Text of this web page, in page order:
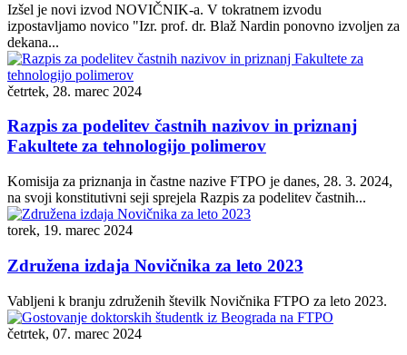
Izšel je novi izvod NOVIČNIK-a. V tokratnem izvodu
izpostavljamo novico "Izr. prof. dr. Blaž Nardin ponovno izvoljen za
dekana...
četrtek, 28. marec 2024
Razpis za podelitev častnih nazivov in priznanj
Fakultete za tehnologijo polimerov
Komisija za priznanja in častne nazive FTPO je danes, 28. 3. 2024,
na svoji konstitutivni seji sprejela Razpis za podelitev častnih...
torek, 19. marec 2024
Združena izdaja Novičnika za leto 2023
Vabljeni k branju združenih številk Novičnika FTPO za leto 2023.
četrtek, 07. marec 2024